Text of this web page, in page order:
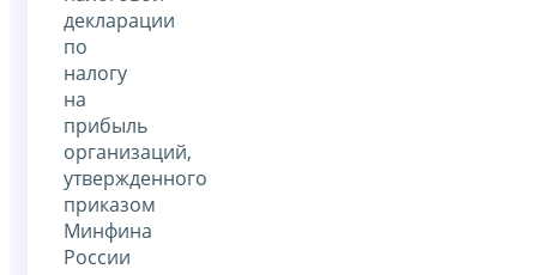
декларации
по
налогу
на
прибыль
организаций,
утвержденного
приказом
Минфина
России